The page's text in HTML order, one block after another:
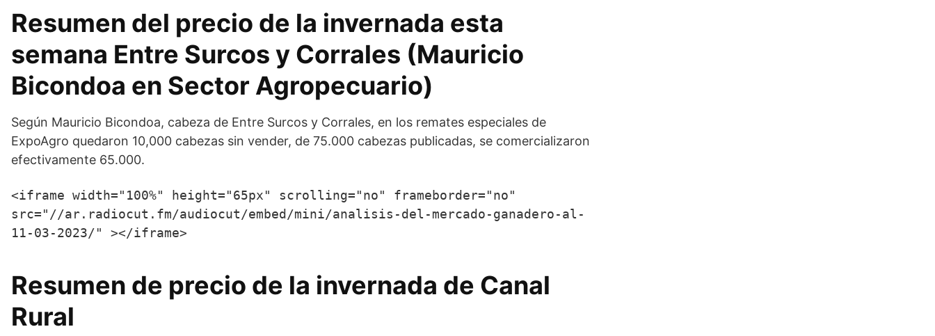
Resumen del precio de la invernada esta
semana Entre Surcos y Corrales (Mauricio
Bicondoa en Sector Agropecuario)
Según Mauricio Bicondoa, cabeza de Entre Surcos y Corrales, en los remates especiales de
ExpoAgro quedaron 10,000 cabezas sin vender, de 75.000 cabezas publicadas, se comercializaron
efectivamente 65.000.
<iframe width="100%" height="65px" scrolling="no" frameborder="no"
src="//ar.radiocut.fm/audiocut/embed/mini/analisis-del-mercado-ganadero-al-
11-03-2023/" ></iframe>
Resumen de precio de la invernada de Canal
Rural